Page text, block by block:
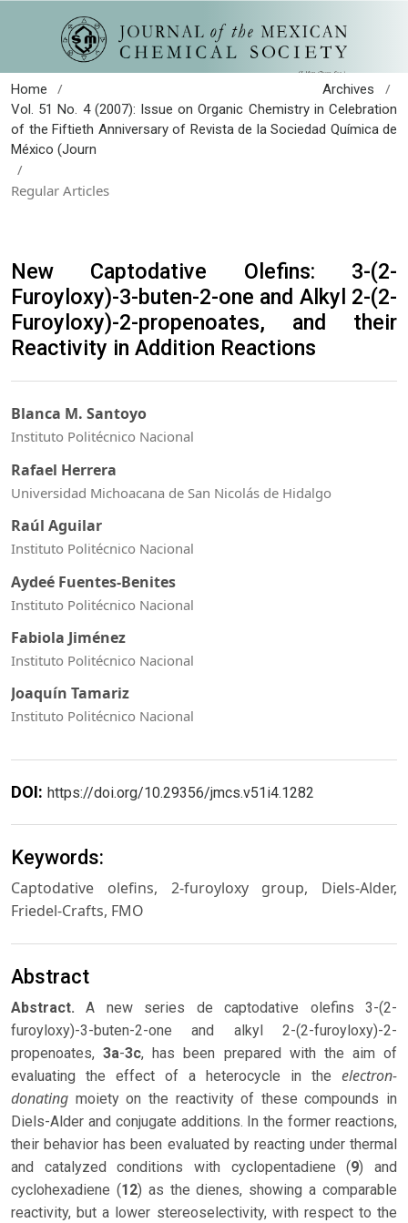
Home / Archives /
Vol. 51 No. 4 (2007): Issue on Organic Chemistry in Celebration
of the Fiftieth Anniversary of Revista de la Sociedad Química de
México (Journ
/
Regular Articles
New Captodative Olefins: 3-(2-
Furoyloxy)-3-buten-2-one and Alkyl 2-(2-
Furoyloxy)-2-propenoates, and their
Reactivity in Addition Reactions
Blanca M. Santoyo
Instituto Politécnico Nacional
Rafael Herrera
Universidad Michoacana de San Nicolás de Hidalgo
Raúl Aguilar
Instituto Politécnico Nacional
Aydeé Fuentes-Benites
Instituto Politécnico Nacional
Fabiola Jiménez
Instituto Politécnico Nacional
Joaquín Tamariz
Instituto Politécnico Nacional
DOI: https://doi.org/10.29356/jmcs.v51i4.1282
Keywords:
Captodative olefins, 2-furoyloxy group, Diels-Alder,
Friedel-Crafts, FMO
Abstract
Abstract.A new series de captodative olefins 3-(2-
furoyloxy)-3-buten-2-one and alkyl 2-(2-furoyloxy)-2-
propenoates,3a-3c, has been prepared with the aim of
evaluating the effect of a heterocycle in the electron-
donating moiety on the reactivity of these compounds in
Diels-Alder and conjugate additions. In the former reactions,
their behavior has been evaluated by reacting under thermal
and catalyzed conditions with cyclopentadiene (9) and
cyclohexadiene (12) as the dienes, showing a comparable
reactivity, but a lower stereoselectivity, with respect to the